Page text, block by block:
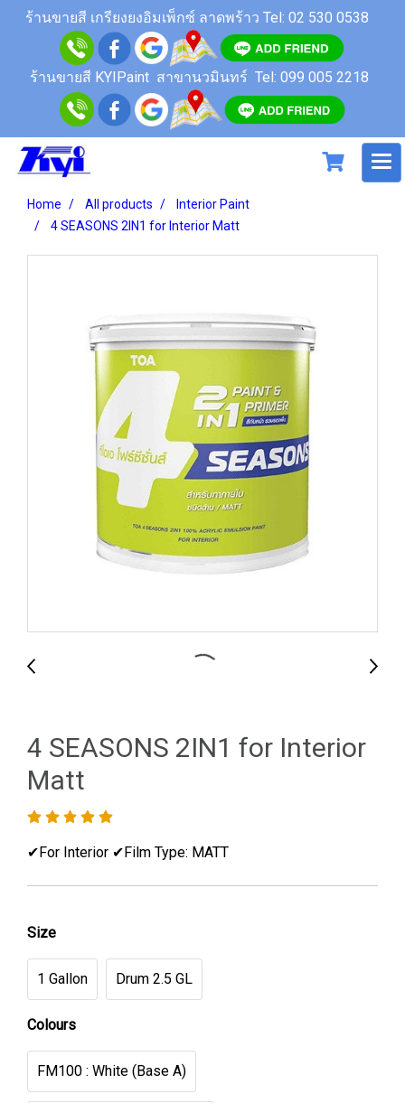
ร้านขายสี เกรียงยงอิมเพ็กซ์ ลาดพร้าว Tel: 02 530 0538
ร้านขายสี KYIPaint สาขานวมินทร์ Tel: 099 005 2218
Home All products
Interior Paint
4 SEASONS 2IN1 for Interior Matt
4 SEASONS 2IN1 for Interior
Matt
✔For Interior ✔Film Type: MATT
Size
1 Gallon Drum 2.5 GL
Colours
FM100 : White (Base A)